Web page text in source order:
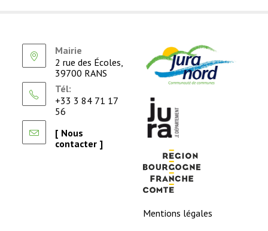
Mairie
2 rue des Écoles,
39700 RANS
Tél:
+33 3 84 71 17
56
[ Nous
contacter ]
Mentions légales